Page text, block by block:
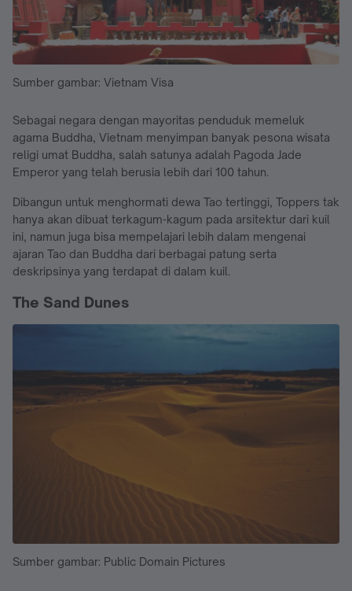
Sumber gambar: Vietnam Visa
Sebagai negara dengan mayoritas penduduk memeluk
agama Buddha, Vietnam menyimpan banyak pesona wisata
religi umat Buddha, salah satunya adalah Pagoda Jade
Emperor yang telah berusia lebih dari 100 tahun.
Dibangun untuk menghormati dewa Tao tertinggi, Toppers tak
hanya akan dibuat terkagum-kagum pada arsitektur dari kuil
ini, namun juga bisa mempelajari lebih dalam mengenai
ajaran Tao dan Buddha dari berbagai patung serta
deskripsinya yang terdapat di dalam kuil.
The Sand Dunes
Sumber gambar: Public Domain Pictures